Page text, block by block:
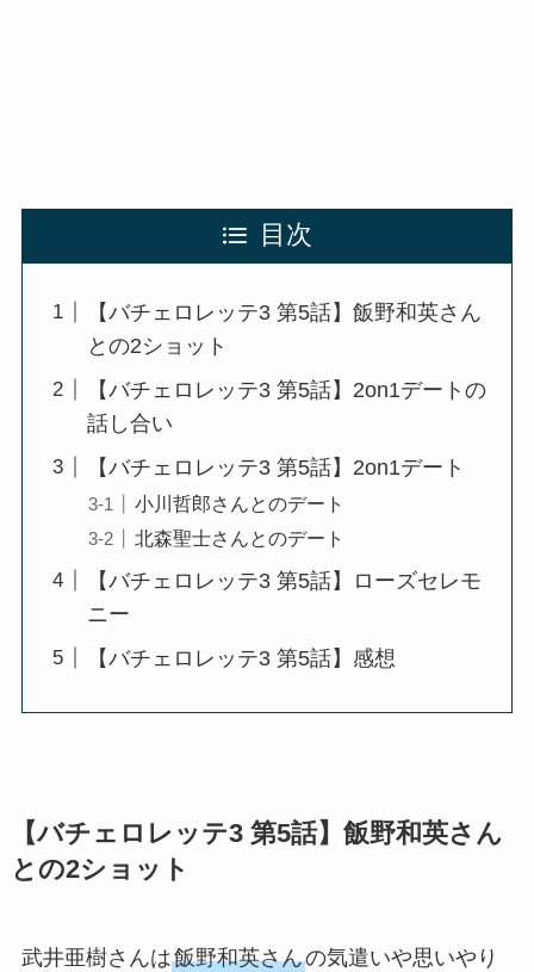
目次
【バチェロレッテ3 第5話】飯野和英さん
との2ショット
【バチェロレッテ3 第5話】2on1デートの
話し合い
【バチェロレッテ3 第5話】2on1デート
小川哲郎さんとのデート
北森聖士さんとのデート
【バチェロレッテ3 第5話】ローズセレモ
ニー
【バチェロレッテ3 第5話】感想
【バチェロレッテ3 第5話】飯野和英さん
との2ショット
武井亜樹さんは飯野和英さんの気遣いや思いやり